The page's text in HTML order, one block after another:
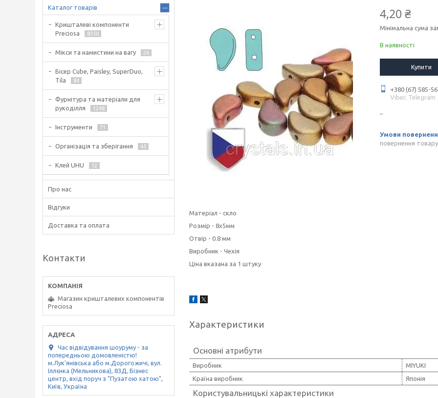
4,20 ₴
Мінімальна сума
В наявності
Купити
+380 (67) 585-
Viber, Telegram
повернення
Матеріал - скло
Розмір - 8x5мм
Отвір - 0.8 мм
Виробник - Чехія
Ціна вказана за 1 штуку
Характеристики
Основні атрибути
Виробник
MIYUKI
Країна виробник
Японія
Користувальницькі характеристики
Каталог товарів
Кришталеві компоненти
Preciosa
8350
Мікси та намистини на вагу 26
Бісер Cube, Paisley, SuperDuo,
Tila
84
Фурнітура та матеріали для
рукоділля
1248
Інструменти 71
Організація та зберігання 45
Клей UHU 12
Про нас
Відгуки
Доставка та оплата
Контакти
Магазин кришталевих компонентів
Preciosa
Час відвідування шоуруму - за
попередньою домовленістю!
м.Лук'янівська або м.Дорогожичі, вул.
Іллєнка (Мельникова), 83Д, Бізнес
центр, вхід поруч з "Пузатою хатою",
Київ, Україна